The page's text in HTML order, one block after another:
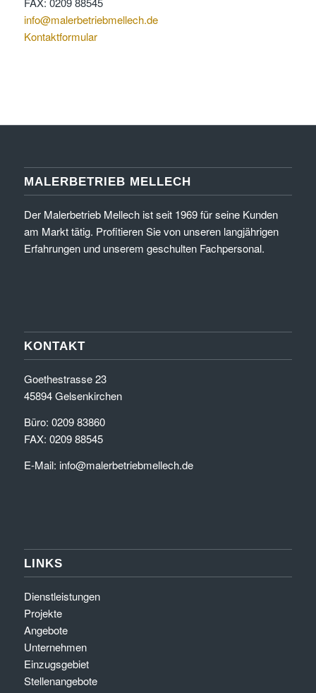
info@malerbetriebmellech.de
Kontaktformular
MALERBETRIEB MELLECH
Der Malerbetrieb Mellech ist seit 1969 für seine Kunden
am Markt tätig. Profitieren Sie von unseren langjährigen
Erfahrungen und unserem geschulten Fachpersonal.
KONTAKT
Goethestrasse 23
45894 Gelsenkirchen
Büro: 0209 83860
FAX: 0209 88545
E-Mail: info@malerbetriebmellech.de
LINKS
Dienstleistungen
Projekte
Angebote
Unternehmen
Einzugsgebiet
Stellenangebote